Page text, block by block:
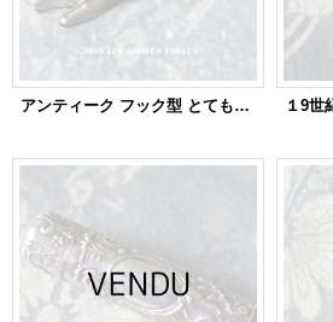
アンティーク フック型 とても小さなペーパークリップ シャトレーヌ CHATELAINE